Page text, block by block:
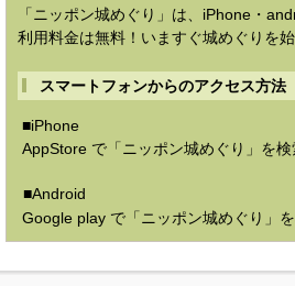
「ニッポン城めぐり」は、iPhone・
利用料金は無料！いますぐ城めぐりを始
スマートフォンからのアクセス方法
■iPhone
AppStore で「ニッポン城めぐり」を検
■Android
Google play で「ニッポン城めぐり」を